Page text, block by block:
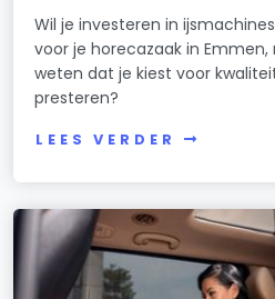
Wil je investeren in
voor je horecazaak in
weten dat je kiest voor
presteren?
LEES VERDER